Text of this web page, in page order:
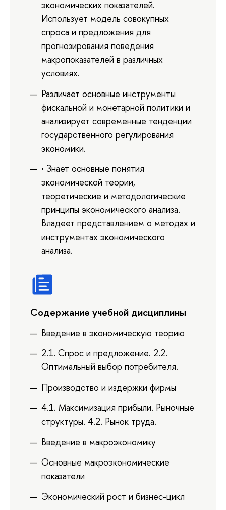
экономических показателей.
Использует модель совокупных
спроса и предложения для
прогнозирования поведения
макропоказателей в различных
условиях.
Различает основные инструменты
фискальной и монетарной политики и
анализирует современные тенденции
государственного регулирования
экономики.
• Знает основные понятия
экономической теории,
теоретические и методологические
принципы экономического анализа.
Владеет представлением о методах и
инструментах экономического
анализа.
Содержание учебной дисциплины
Введение в экономическую теорию
2.1. Спрос и предложение. 2.2.
Оптимальный выбор потребителя.
Производство и издержки фирмы
4.1. Максимизация прибыли. Рыночные
структуры. 4.2. Рынок труда.
Введение в макроэкономику
Основные макроэкономические
показатели
Экономический рост и бизнес-цикл